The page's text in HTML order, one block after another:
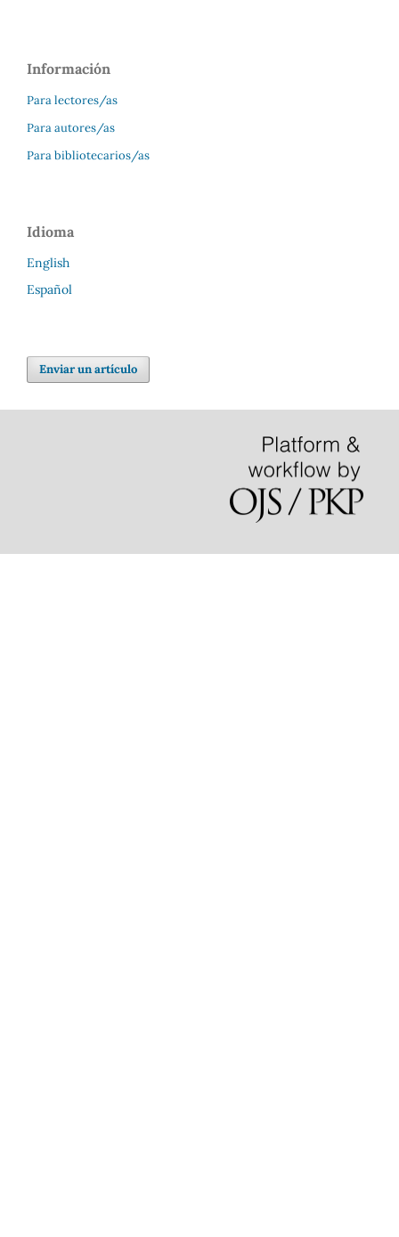
Información
Para lectores/as
Para autores/as
Para bibliotecarios/as
Idioma
English
Español
Enviar un artículo